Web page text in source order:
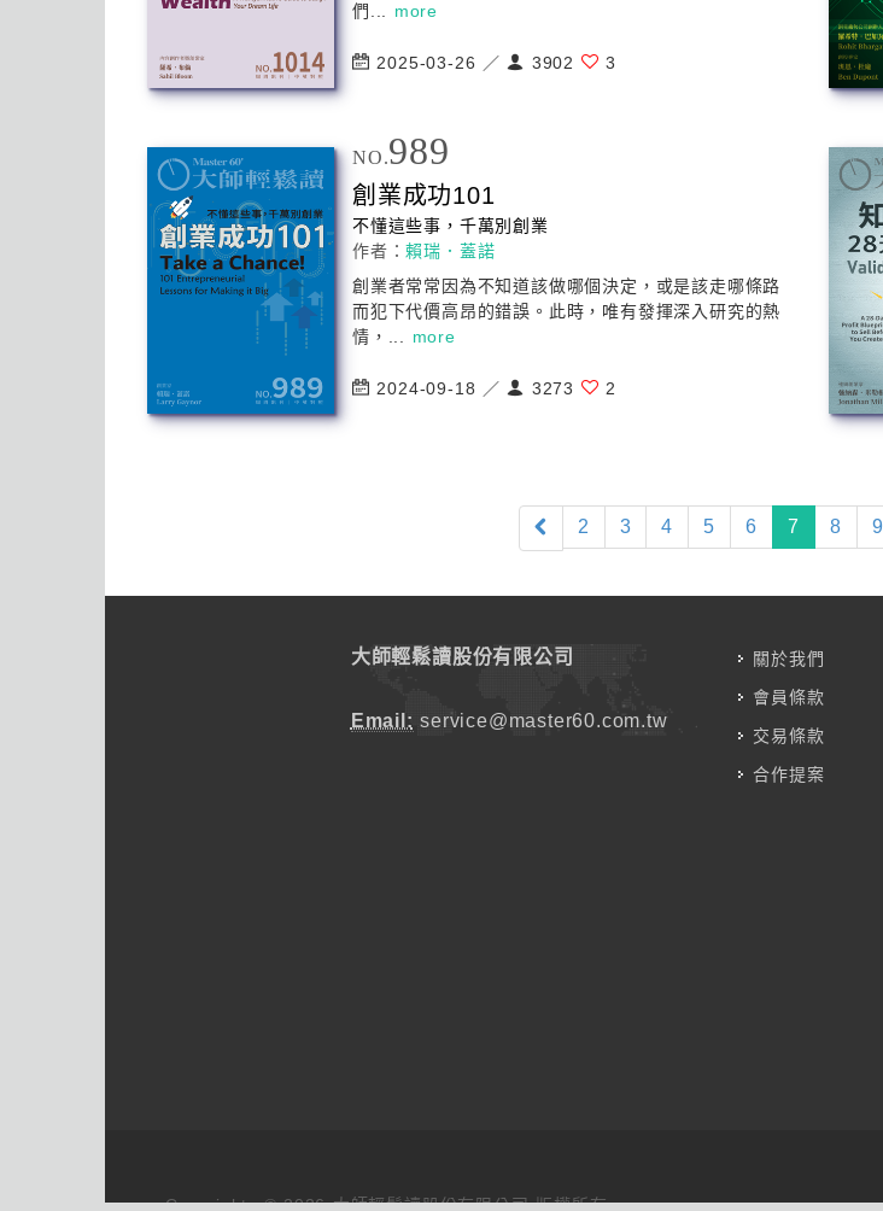
們... more
2025-03-26 ／ 3902 3
NO.989
創業成功101
不懂這些事，千萬別創業
作者：賴瑞．蓋諾
創業者常常因為不知道該做哪個決定，或是該走哪條路
而犯下代價高昂的錯誤。此時，唯有發揮深入研究的熱
情，... more
2024-09-18 ／ 3273 2
2 3 4 5 6 7 (current)
8 9
大師輕鬆讀股份有限公司
Email: service@master60.com.tw
關於我們
會員條款
交易條款
合作提案
Copyrights © 2026 大師輕鬆讀股份有限公司 版權所有.